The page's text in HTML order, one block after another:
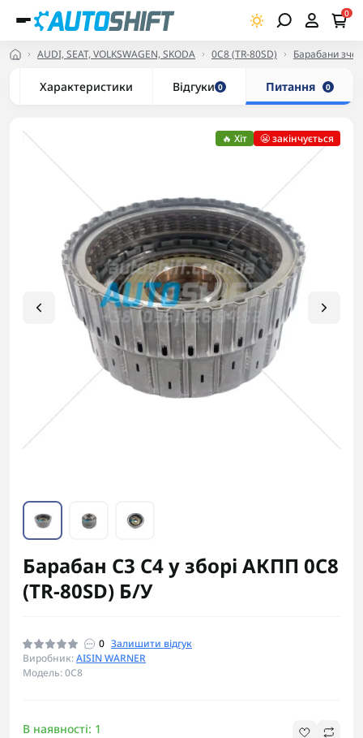
0
AUDI, SEAT, VOLKSWAGEN, SKODA 0C8 (TR-80SD) Барабани
Характеристики Відгуки 0 Питання 0
🔥 Хіт 😬 закінчується
Барабан C3 C4 у зборі АКПП 0C8
(TR-80SD) Б/У
0 Залишити відгук
Виробник:AISIN WARNER
Модель: 0C8
В наявності: 1